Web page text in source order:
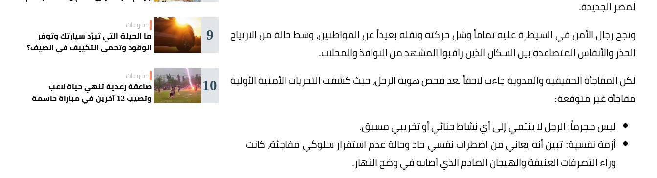
لمصر الجديدة.
ونجح رجال الأمن في السيطرة عليه تماماً وشل حركته ونقله بعيداً عن المواطنين، وسط حالة من الارتياح
الحذر والأنفاس المتصاعدة بين السكان الذين راقبوا المشهد من النوافذ والمحلات.
لكن المفاجأة الحقيقية والمدوية جاءت لاحقاً بعد فحص هوية الرجل، حيث كشفت التحريات الأمنية الأولية
مفاجأة غير متوقعة:
ليس مجرماً: الرجل لا ينتمي إلى أي نشاط جنائي أو تخريبي مسبق.
أزمة نفسية: تبين أنه يعاني من اضطراب نفسي حاد وحالة عدم استقرار سلوكي مفاجئة، كانت
وراء التصرفات العنيفة والهيجان الصادم الذي أصابه في وضح النهار.
9 منوعات
ما الحيلة التي تبرّد سيارتك وتوفر
الوقود وتحمي التكييف في الصيف؟
10 منوعات
صاعقة رعدية تنهي حياة لاعب
وتصيب 12 آخرين في مباراة حاسمة